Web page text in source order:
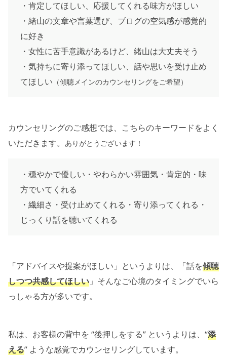
・肯定してほしい、応援してくれる味方がほしい
・緒山の文章や言葉選び、ブログの空気感が感覚的
に好き
・女性に苦手意識があるけど、緒山は大丈夫そう
・気持ちに寄り添ってほしい、話や思いを受け止め
てほしい （傾聴メインのカウンセリングをご希望）
カウンセリングのご感想では、こちらのキーワードをよく
いただきます。 ありがとうございます！
・穏やかで優しい・やわらかい雰囲気・肯定的・味
方でいてくれる
・繊細さ・受け止めてくれる・寄り添ってくれる・
じっくり話を聴いてくれる
「アドバイスや提案がほしい」というよりは、「話を傾聴
しつつ共感してほしい 」そんなご心境のタイミングでいら
っしゃる方が多いです。
私は、お客様の背中を “後押しをする” というよりは、“添
える” ような感覚でカウンセリングしています。